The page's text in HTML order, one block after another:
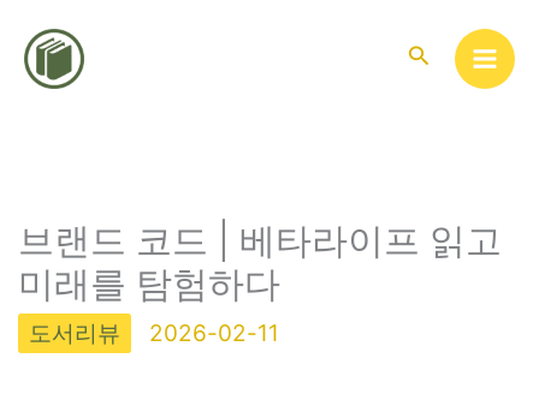
검
브랜드 코드 | 베타라이프 읽고
미래를 탐험하다
도서리뷰 2026-02-11